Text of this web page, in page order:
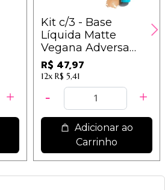
Kit c/3 - Base
Líquida Matte
Vegana Adversa
Tons Médios B (350,
360, 400) - AD108B /
15,99
R$ 47,97
12x R$ 5,41
Adicionar ao
Carrinho